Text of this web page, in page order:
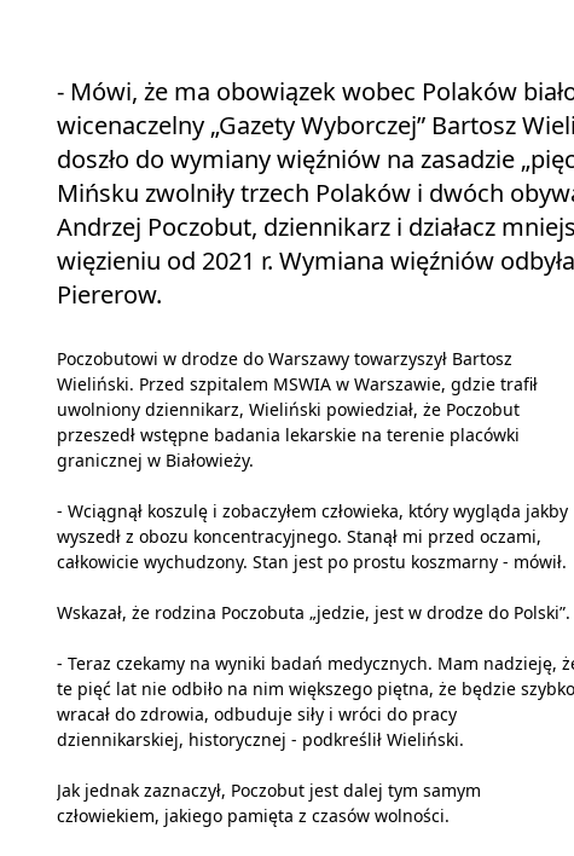
- Mówi, że ma obowiązek wobec Polaków
wicenaczelny „Gazety Wyborczej” Bartosz
doszło do wymiany więźniów na zasadzie
Mińsku zwolniły trzech Polaków i dwóch
Andrzej Poczobut, dziennikarz i działacz
więzieniu od 2021 r. Wymiana więźniów
Piererow.
Poczobutowi w drodze do Warszawy towarzyszył Bartosz
Wieliński. Przed szpitalem MSWIA w Warszawie, gdzie trafił
uwolniony dziennikarz, Wieliński powiedział, że Poczobut
przeszedł wstępne badania lekarskie na terenie placówki
granicznej w Białowieży.
- Wciągnął koszulę i zobaczyłem człowieka, który wygląda jakby
wyszedł z obozu koncentracyjnego. Stanął mi przed oczami,
całkowicie wychudzony. Stan jest po prostu koszmarny - mówił.
Wskazał, że rodzina Poczobuta „jedzie, jest w drodze do Polski”.
- Teraz czekamy na wyniki badań medycznych. Mam nadzieję,
te pięć lat nie odbiło na nim większego piętna, że będzie szybko
wracał do zdrowia, odbuduje siły i wróci do pracy
dziennikarskiej, historycznej - podkreślił Wieliński.
Jak jednak zaznaczył, Poczobut jest dalej tym samym
człowiekiem, jakiego pamięta z czasów wolności.